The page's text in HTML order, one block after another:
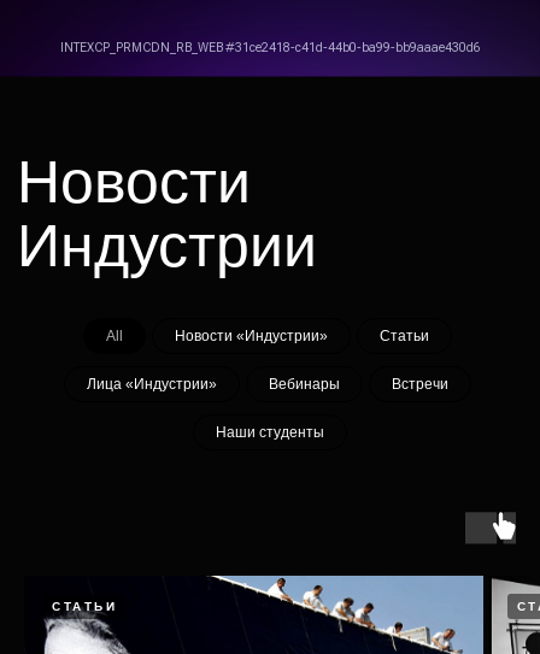
All Новости «Индустрии» Статьи
Лица «Индустрии» Вебинары Встречи
Наши студенты
СТАТЬИ
Более 90% наших
выпускников
проектах, как «Майор Гром: Чумной